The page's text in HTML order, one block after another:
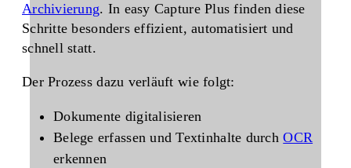
Archivierung. In easy Capture Plus finden diese
Schritte besonders effizient, automatisiert und
schnell statt.
Der Prozess dazu verläuft wie folgt:
Dokumente digitalisieren
Belege erfassen und Textinhalte durchOCR
erkennen